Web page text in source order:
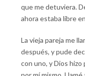
que me detuviera.
ahora estaba libre
La vieja pareja me
después, y pude
con uno, y Dios